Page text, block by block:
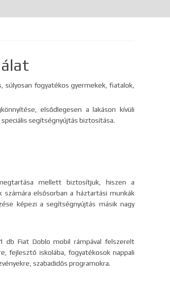
súlyosan fogyatékos gyermekek, fiatalok,
elsődlegesen a lakáson kívüli
segítségnyújtás biztosítása.
mellett biztosítjuk, hiszen a
elsősorban a háztartási munkák
képezi a segítségnyújtás másik nagy
db Fiat Doblo mobil rámpával felszerelt
fejlesztő iskolába, fogyatékosok nappali
szabadidős programokra.